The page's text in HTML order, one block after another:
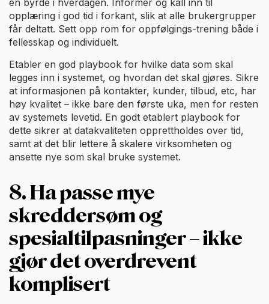
opplæring i god tid i forkant, slik at alle brukergrupper
får deltatt. Sett opp rom for oppfølgings-trening både i
fellesskap og individuelt.
Etabler en god playbook for hvilke data som skal
legges inn i systemet, og hvordan det skal gjøres. Sikre
at informasjonen på kontakter, kunder, tilbud, etc, har
høy kvalitet – ikke bare den første uka, men for resten
av systemets levetid. En godt etablert playbook for
dette sikrer at datakvaliteten opprettholdes over tid,
samt at det blir lettere å skalere virksomheten og
ansette nye som skal bruke systemet.
8. Ha passe mye
skreddersøm og
spesialtilpasninger – ikke
gjør det overdrevent
komplisert